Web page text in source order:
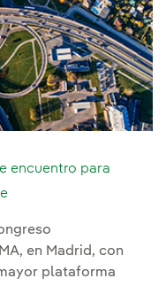
encuentro para
en Madrid, con
plataforma